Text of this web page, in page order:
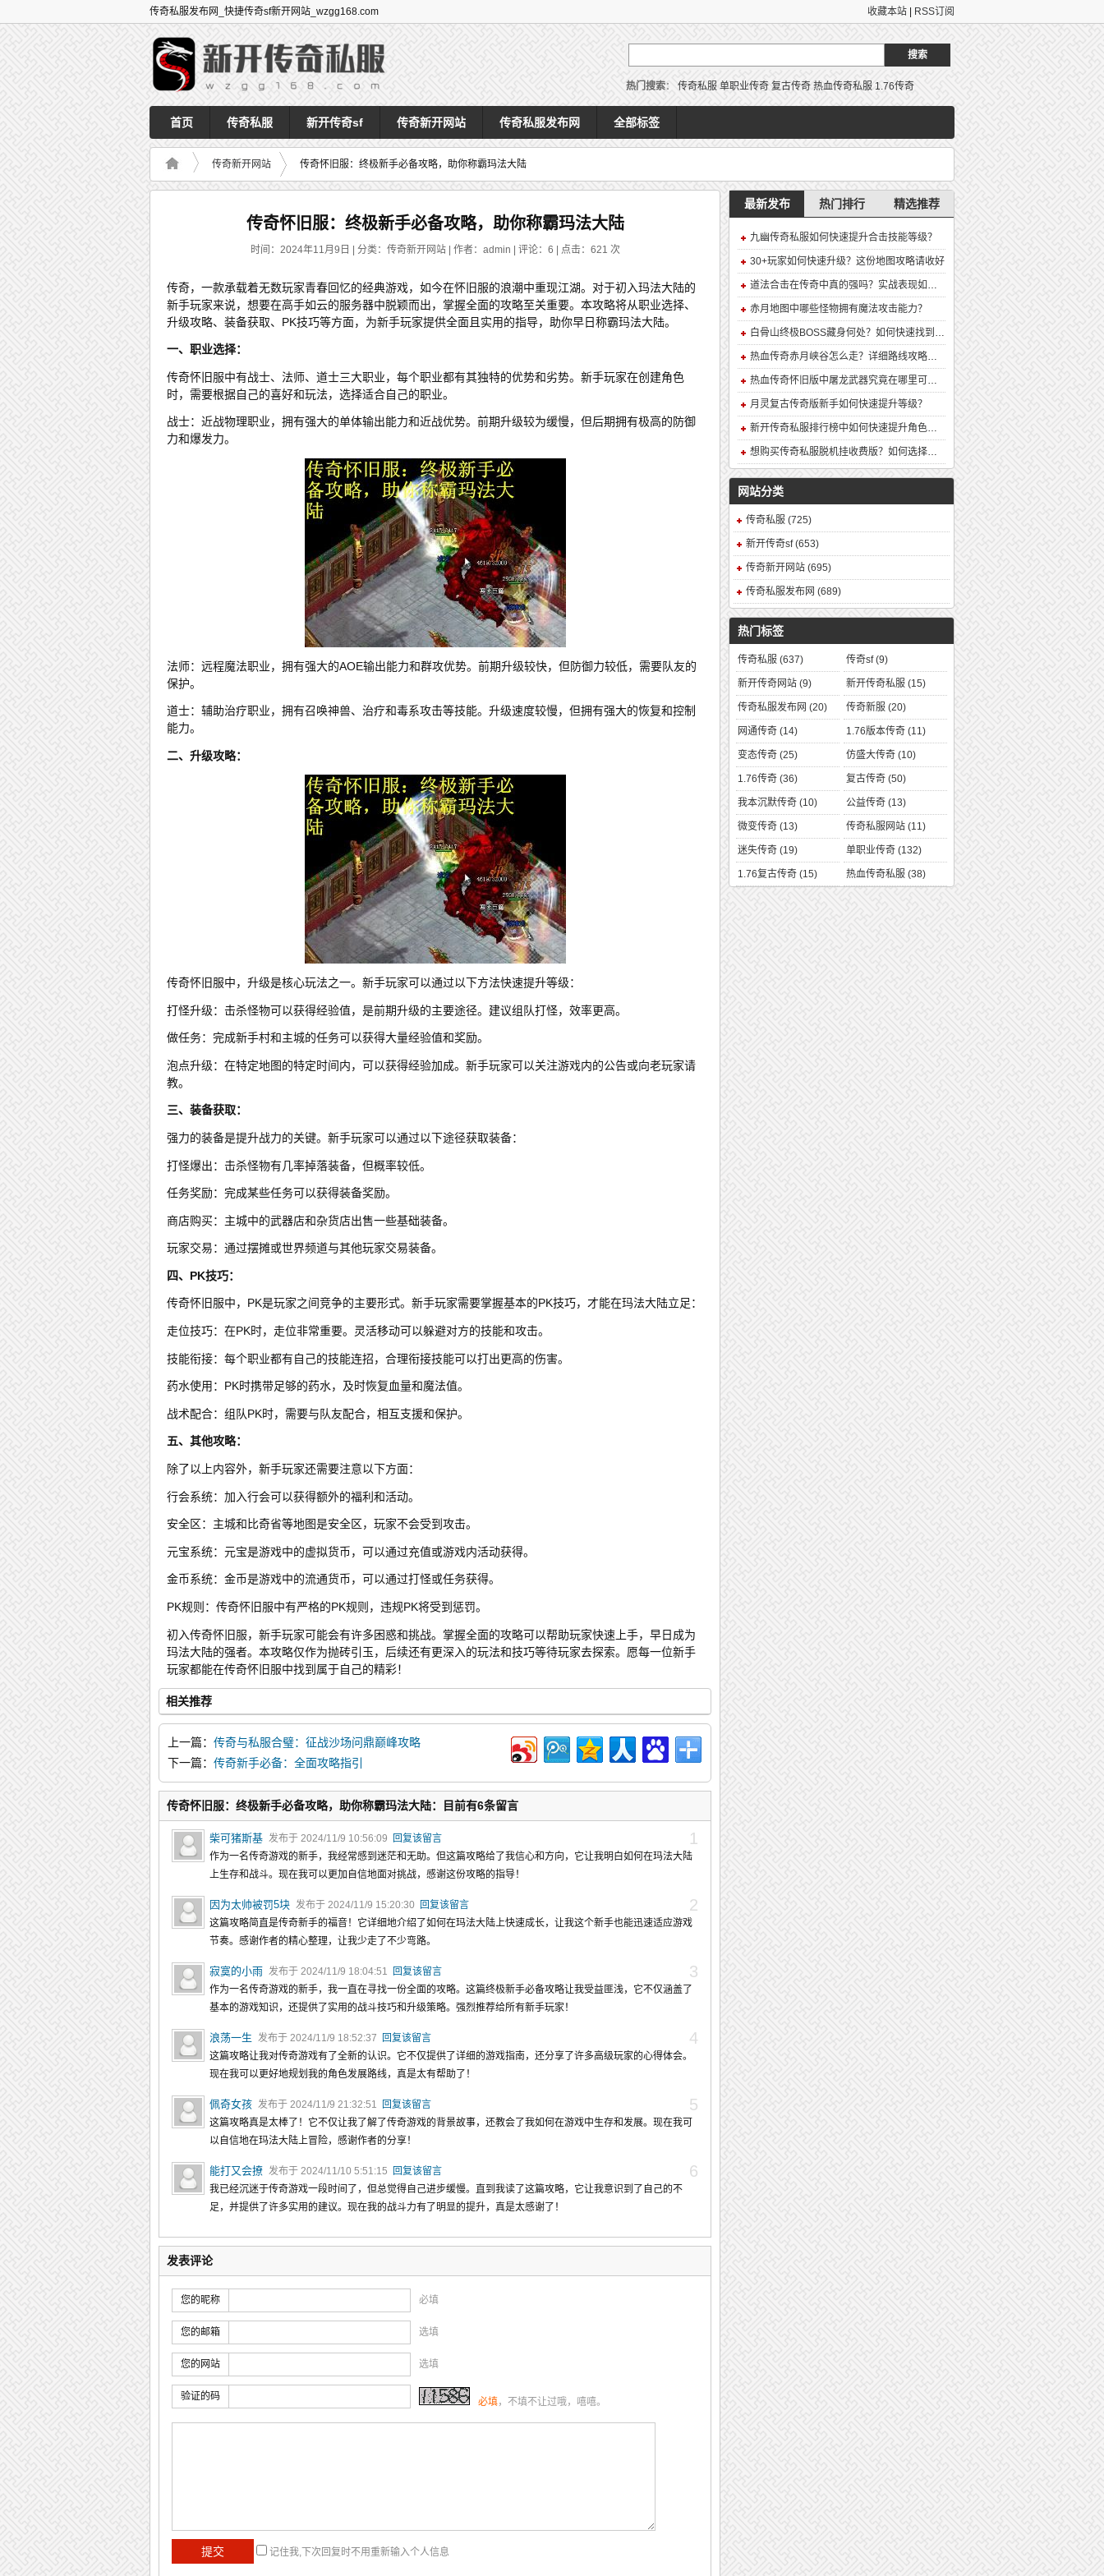
收藏本站 RSS订阅
传奇私服发布网_快捷传奇sf新开网站_wzgg168.com
热门搜索： 传奇私服 单职业传奇 复古传奇 热血传奇私服 1.76传奇
首页 传奇私服 新开传奇sf 传奇新开网站 传奇私服发布网 全部标签
传奇新开网站 传奇怀旧服：终极新手必备攻略，助你称霸玛法大陆
传奇怀旧服：终极新手必备攻略，助你称霸玛法大陆
时间：2024年11月9日 | 分类：传奇新开网站 | 作者：admin | 评论：6 | 点击： 621 次
传奇，一款承载着无数玩家青春回忆的经典游戏，如今在怀旧服的浪潮中重现江湖。对于初入玛法大陆的
新手玩家来说，想要在高手如云的服务器中脱颖而出，掌握全面的攻略至关重要。本攻略将从职业选择、
升级攻略、装备获取、PK技巧等方面，为新手玩家提供全面且实用的指导，助你早日称霸玛法大陆。
一、职业选择：
传奇怀旧服中有战士、法师、道士三大职业，每个职业都有其独特的优势和劣势。新手玩家在创建角色
时，需要根据自己的喜好和玩法，选择适合自己的职业。
战士：近战物理职业，拥有强大的单体输出能力和近战优势。前期升级较为缓慢，但后期拥有极高的防御
力和爆发力。
法师：远程魔法职业，拥有强大的AOE输出能力和群攻优势。前期升级较快，但防御力较低，需要队友的
保护。
道士：辅助治疗职业，拥有召唤神兽、治疗和毒系攻击等技能。升级速度较慢，但拥有强大的恢复和控制
能力。
二、升级攻略：
传奇怀旧服中，升级是核心玩法之一。新手玩家可以通过以下方法快速提升等级：
打怪升级：击杀怪物可以获得经验值，是前期升级的主要途径。建议组队打怪，效率更高。
做任务：完成新手村和主城的任务可以获得大量经验值和奖励。
泡点升级：在特定地图的特定时间内，可以获得经验加成。新手玩家可以关注游戏内的公告或向老玩家请
教。
三、装备获取：
强力的装备是提升战力的关键。新手玩家可以通过以下途径获取装备：
打怪爆出：击杀怪物有几率掉落装备，但概率较低。
任务奖励：完成某些任务可以获得装备奖励。
商店购买：主城中的武器店和杂货店出售一些基础装备。
玩家交易：通过摆摊或世界频道与其他玩家交易装备。
四、PK技巧：
传奇怀旧服中，PK是玩家之间竞争的主要形式。新手玩家需要掌握基本的PK技巧，才能在玛法大陆立足：
走位技巧：在PK时，走位非常重要。灵活移动可以躲避对方的技能和攻击。
技能衔接：每个职业都有自己的技能连招，合理衔接技能可以打出更高的伤害。
药水使用：PK时携带足够的药水，及时恢复血量和魔法值。
战术配合：组队PK时，需要与队友配合，相互支援和保护。
五、其他攻略：
除了以上内容外，新手玩家还需要注意以下方面：
行会系统：加入行会可以获得额外的福利和活动。
安全区：主城和比奇省等地图是安全区，玩家不会受到攻击。
元宝系统：元宝是游戏中的虚拟货币，可以通过充值或游戏内活动获得。
金币系统：金币是游戏中的流通货币，可以通过打怪或任务获得。
PK规则：传奇怀旧服中有严格的PK规则，违规PK将受到惩罚。
初入传奇怀旧服，新手玩家可能会有许多困惑和挑战。掌握全面的攻略可以帮助玩家快速上手，早日成为
玛法大陆的强者。本攻略仅作为抛砖引玉，后续还有更深入的玩法和技巧等待玩家去探索。愿每一位新手
玩家都能在传奇怀旧服中找到属于自己的精彩！
相关推荐
上一篇： 传奇与私服合璧：征战沙场问鼎巅峰攻略
下一篇： 传奇新手必备：全面攻略指引
传奇怀旧服：终极新手必备攻略，助你称霸玛法大陆：目前有6条留言
1
柴可猪斯基 发布于 2024/11/9 10:56:09
回复该留言
作为一名传奇游戏的新手，我经常感到迷茫和无助。但这篇攻略给了我信心和方向，它让我明白如何在玛法大陆
上生存和战斗。现在我可以更加自信地面对挑战，感谢这份攻略的指导！
2
因为太帅被罚5块 发布于 2024/11/9 15:20:30
回复该留言
这篇攻略简直是传奇新手的福音！它详细地介绍了如何在玛法大陆上快速成长，让我这个新手也能迅速适应游戏
节奏。感谢作者的精心整理，让我少走了不少弯路。
3
寂寞的小雨 发布于 2024/11/9 18:04:51
回复该留言
作为一名传奇游戏的新手，我一直在寻找一份全面的攻略。这篇终极新手必备攻略让我受益匪浅，它不仅涵盖了
基本的游戏知识，还提供了实用的战斗技巧和升级策略。强烈推荐给所有新手玩家！
4
浪荡一生 发布于 2024/11/9 18:52:37
回复该留言
这篇攻略让我对传奇游戏有了全新的认识。它不仅提供了详细的游戏指南，还分享了许多高级玩家的心得体会。
现在我可以更好地规划我的角色发展路线，真是太有帮助了！
5
佩奇女孩 发布于 2024/11/9 21:32:51
回复该留言
这篇攻略真是太棒了！它不仅让我了解了传奇游戏的背景故事，还教会了我如何在游戏中生存和发展。现在我可
以自信地在玛法大陆上冒险，感谢作者的分享！
6
能打又会撩 发布于 2024/11/10 5:51:15
回复该留言
我已经沉迷于传奇游戏一段时间了，但总觉得自己进步缓慢。直到我读了这篇攻略，它让我意识到了自己的不
足，并提供了许多实用的建议。现在我的战斗力有了明显的提升，真是太感谢了！
发表评论
您的昵称 必填
您的邮箱 选填
您的网站 选填
验证的码 必填，不填不让过哦，嘻嘻。
记住我,下次回复时不用重新输入个人信息
最新发布 热门排行 精选推荐
九幽传奇私服如何快速提升合击技能等级？
30+玩家如何快速升级？这份地图攻略请收好
道法合击在传奇中真的强吗？实战表现如何？
赤月地图中哪些怪物拥有魔法攻击能力？
白骨山终极BOSS藏身何处？如何快速找到并击败它？
热血传奇赤月峡谷怎么走？详细路线攻略解析
热血传奇怀旧版中屠龙武器究竟在哪里可以合成？
月灵复古传奇版新手如何快速提升等级？
新开传奇私服排行榜中如何快速提升角色战力？
想购买传奇私服脱机挂收费版？如何选择安全可靠的版本？
网站分类
传奇私服 (725)
新开传奇sf(653)
传奇新开网站 (695)
传奇私服发布网 (689)
热门标签
传奇私服 (637) 传奇sf(9)
新开传奇网站 (9) 新开传奇私服(15)
传奇私服发布网 (20) 传奇新服(20)
网通传奇 (14) 1.76版本传奇(11)
变态传奇 (25) 仿盛大传奇(10)
1.76传奇 (36) 复古传奇(50)
我本沉默传奇 (10) 公益传奇(13)
微变传奇 (13) 传奇私服网站(11)
迷失传奇 (19) 单职业传奇(132)
1.76复古传奇 (15) 热血传奇私服(38)